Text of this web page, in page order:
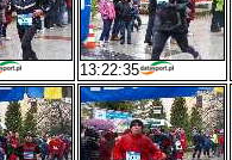
13:22:35